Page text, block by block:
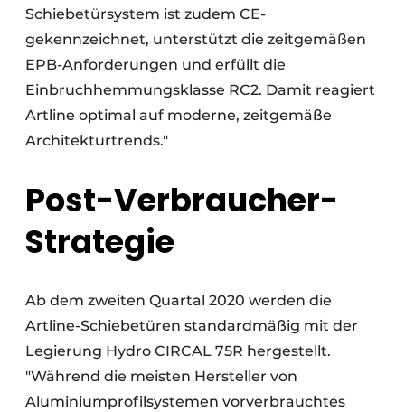
Schiebetürsystem ist zudem CE-
gekennzeichnet, unterstützt die zeitgemäßen
EPB-Anforderungen und erfüllt die
Einbruchhemmungsklasse RC2. Damit reagiert
Artline optimal auf moderne, zeitgemäße
Architekturtrends."
Post-Verbraucher-
Strategie
Ab dem zweiten Quartal 2020 werden die
Artline-Schiebetüren standardmäßig mit der
Legierung Hydro CIRCAL 75R hergestellt.
"Während die meisten Hersteller von
Aluminiumprofilsystemen vorverbrauchtes